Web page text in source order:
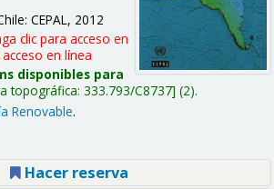
CEPAL, 2012
clic para acceso en
en línea
disponibles para
topográfica: 333.793/C8737 (2).
Renovable.
Hacer reserva